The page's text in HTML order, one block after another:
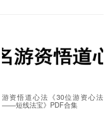
游资悟道心法《30位游资心法
——短线法宝》PDF合集